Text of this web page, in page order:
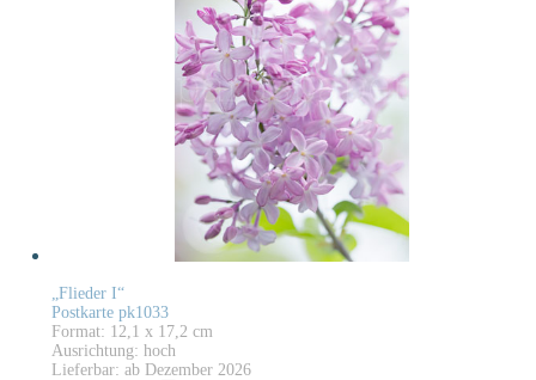
„Flieder I“
Postkarte pk1033
Format: 12,1 x 17,2 cm
Ausrichtung: hoch
Lieferbar: ab Dezember 2026